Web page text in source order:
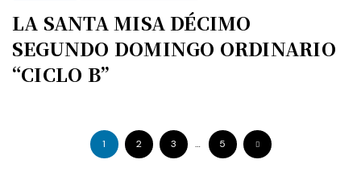
LA SANTA MISA DÉCIMO
SEGUNDO DOMINGO ORDINARIO
“CICLO B”
1 2 3 … 5